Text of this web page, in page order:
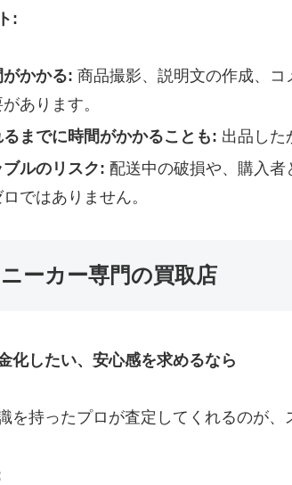
:
がかかる: 商品撮影、説明文の作成、
あります。
るまでに時間がかかることも: 出品した
ブルのリスク: 配送中の破損や、購入
ロではありません。
ーカー専門の買取店
化したい、安心感を求めるなら
を持ったプロが査定してくれるのが、